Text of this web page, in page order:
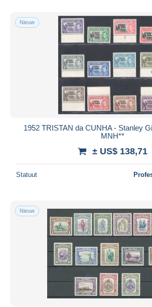
Gratis levering
PayPal
Bankoverschrijving
Mastercard
Bancontact
Woonplaats van de verkoper
Toepassen
Nieuw
1952 TRISTAN da CUNHA - Stanley
MNH**
± US$ 138,71
Statuut
Nieuw